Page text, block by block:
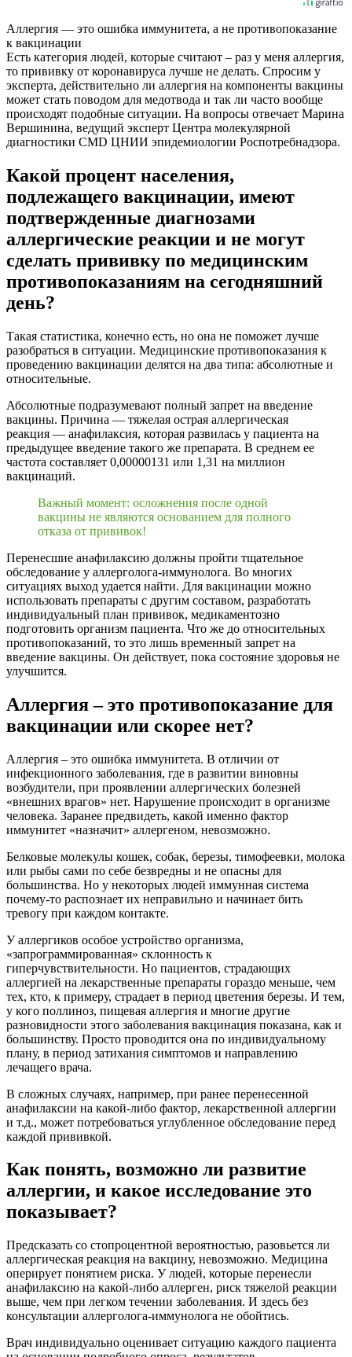
Аллергия — это ошибка иммунитета, а не противопоказание
к вакцинации
Есть категория людей, которые считают – раз у меня аллергия,
то прививку от коронавируса лучше не делать. Спросим у
эксперта, действительно ли аллергия на компоненты вакцины
может стать поводом для медотвода и так ли часто вообще
происходят подобные ситуации. На вопросы отвечает Марина
Вершинина, ведущий эксперт Центра молекулярной
диагностики CMD ЦНИИ эпидемиологии Роспотребнадзора.
Какой процент населения,
подлежащего вакцинации, имеют
подтвержденные диагнозами
аллергические реакции и не могут
сделать прививку по медицинским
противопоказаниям на сегодняшний
день?
Такая статистика, конечно есть, но она не поможет лучше
разобраться в ситуации. Медицинские противопоказания к
проведению вакцинации делятся на два типа: абсолютные и
относительные.
Абсолютные подразумевают полный запрет на введение
вакцины. Причина — тяжелая острая аллергическая
реакция — анафилаксия, которая развилась у пациента на
предыдущее введение такого же препарата. В среднем ее
частота составляет 0,00000131 или 1,31 на миллион
вакцинаций.
Важный момент: осложнения после одной
вакцины не являются основанием для полного
отказа от прививок!
Перенесшие анафилаксию должны пройти тщательное
обследование у аллерголога-иммунолога. Во многих
ситуациях выход удается найти. Для вакцинации можно
использовать препараты с другим составом, разработать
индивидуальный план прививок, медикаментозно
подготовить организм пациента. Что же до относительных
противопоказаний, то это лишь временный запрет на
введение вакцины. Он действует, пока состояние здоровья не
улучшится.
Аллергия – это противопоказание для
вакцинации или скорее нет?
Аллергия – это ошибка иммунитета. В отличии от
инфекционного заболевания, где в развитии виновны
возбудители, при проявлении аллергических болезней
«внешних врагов» нет. Нарушение происходит в организме
человека. Заранее предвидеть, какой именно фактор
иммунитет «назначит» аллергеном, невозможно.
Белковые молекулы кошек, собак, березы, тимофеевки, молока
или рыбы сами по себе безвредны и не опасны для
большинства. Но у некоторых людей иммунная система
почему-то распознает их неправильно и начинает бить
тревогу при каждом контакте.
У аллергиков особое устройство организма,
«запрограммированная» склонность к
гиперчувствительности. Но пациентов, страдающих
аллергией на лекарственные препараты гораздо меньше, чем
тех, кто, к примеру, страдает в период цветения березы. И тем,
у кого поллиноз, пищевая аллергия и многие другие
разновидности этого заболевания вакцинация показана, как и
большинству. Просто проводится она по индивидуальному
плану, в период затихания симптомов и направлению
лечащего врача.
В сложных случаях, например, при ранее перенесенной
анафилаксии на какой-либо фактор, лекарственной аллергии
и т.д., может потребоваться углубленное обследование перед
каждой прививкой.
Как понять, возможно ли развитие
аллергии, и какое исследование это
показывает?
Предсказать со стопроцентной вероятностью, разовьется ли
аллергическая реакция на вакцину, невозможно. Медицина
оперирует понятием риска. У людей, которые перенесли
анафилаксию на какой-либо аллерген, риск тяжелой реакции
выше, чем при легком течении заболевания. И здесь без
консультации аллерголога-иммунолога не обойтись.
Врач индивидуально оценивает ситуацию каждого пациента